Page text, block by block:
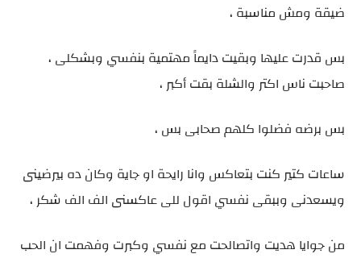
ضيقة ومش مناسبة ،
بس قدرت عليها وبقيت دايماً مهتمية بنفسي وبشكلى ،
صاحبت ناس اكتر والشلة بقت أكبر ،
بس برضه فضلوا كلهم صحابى بس ،
ساعات كتير كنت بتعاكس وانا رايحة او جاية وكان ده بيرضينى
ويسعدنى وببقى نفسي اقول للى عاكسنى الف الف شكر ،
من جوايا هديت واتصالحت مع نفسي وكبرت وفهمت ان الحب